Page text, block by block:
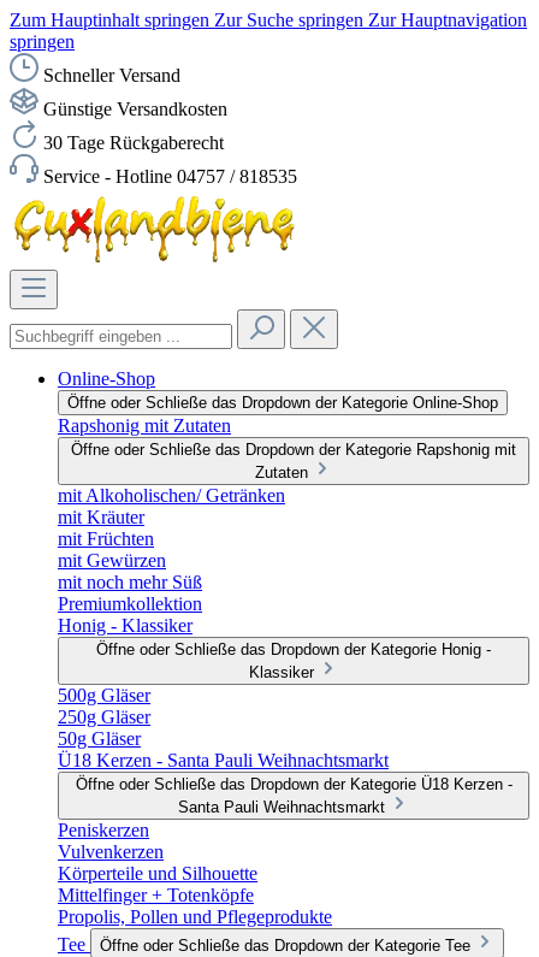
Zum Hauptinhalt springen Zur Suche springen Zur Hauptnavigation
springen
Schneller Versand
Günstige Versandkosten
30 Tage Rückgaberecht
Service - Hotline 04757 / 818535
Online-Shop
Öffne oder Schließe das Dropdown der Kategorie Online-Shop
Rapshonig mit Zutaten
Öffne oder Schließe das Dropdown der Kategorie Rapshonig mit
Zutaten
mit Alkoholischen/ Getränken
mit Kräuter
mit Früchten
mit Gewürzen
mit noch mehr Süß
Premiumkollektion
Honig - Klassiker
Öffne oder Schließe das Dropdown der Kategorie Honig -
Klassiker
500g Gläser
250g Gläser
50g Gläser
Ü18 Kerzen - Santa Pauli Weihnachtsmarkt
Öffne oder Schließe das Dropdown der Kategorie Ü18 Kerzen -
Santa Pauli Weihnachtsmarkt
Peniskerzen
Vulvenkerzen
Körperteile und Silhouette
Mittelfinger + Totenköpfe
Propolis, Pollen und Pflegeprodukte
Tee
Öffne oder Schließe das Dropdown der Kategorie Tee